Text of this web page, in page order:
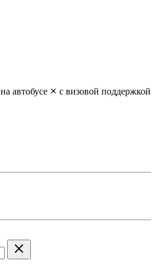
на автобусе с визовой поддержкой